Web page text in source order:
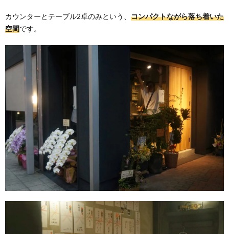
カウンターとテーブル2卓のみという、 コンパクトながら落ち着いた
空間です。